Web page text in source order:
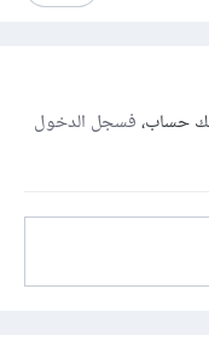
حساب،فسجل الدخول